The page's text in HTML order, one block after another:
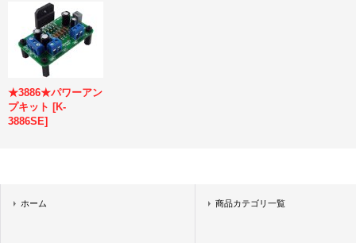
★3886★パワーアン
プキット [K-
3886SE]
ホーム 商品カテゴリ一覧